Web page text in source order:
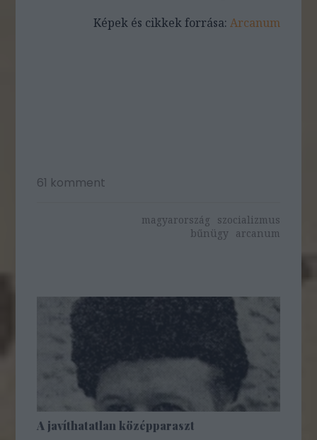
Képek és cikkek forrása: Arcanum
61 komment
magyarország
szocializmus
bűnügy
arcanum
A javíthatatlan középparaszt